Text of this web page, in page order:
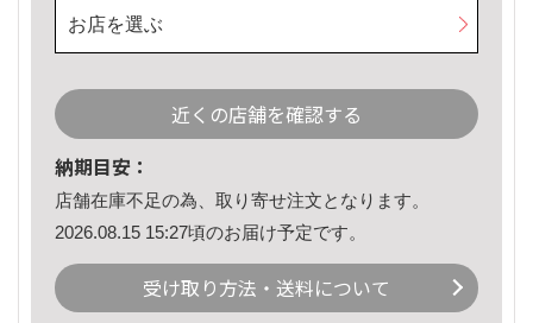
お店を選ぶ
近くの店舗を確認する
納期目安：
店舗在庫不足の為、取り寄せ注文となります。
2026.08.15 15:27頃のお届け予定です。
受け取り方法・送料について